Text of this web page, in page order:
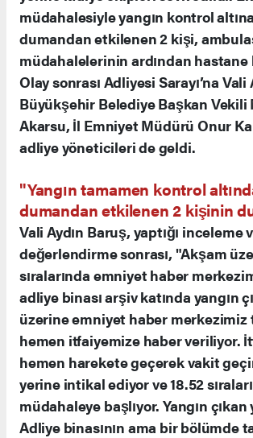
müdahalesiyle yangın kontrol
dumandan etkilenen 2 kişi,
müdahalelerinin ardından hastane
Olay sonrası Adliyesi Sarayı’na Vali
Büyükşehir Belediye Başkan Vekili
Akarsu, İl Emniyet Müdürü Onur
adliye yöneticileri de geldi.
"Yangın tamamen kontrol
dumandan etkilenen 2 kişinin
Vali Aydın Baruş, yaptığı inceleme
değerlendirme sonrası, "Akşam
sıralarında emniyet haber
adliye binası arşiv katında yangın
üzerine emniyet haber merkezimiz
hemen itfaiyemize haber veriliyor.
hemen harekete geçerek vakit
yerine intikal ediyor ve 18.52
müdahaleye başlıyor. Yangın
Adliye binasının ama bir bölümde